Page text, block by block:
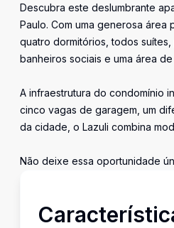
Descubra este deslumbrante
Paulo. Com uma generosa
quatro dormitórios, todos
banheiros sociais e uma área
A infraestrutura do condomínio
cinco vagas de garagem, um
da cidade, o Lazuli combina
Não deixe essa oportunidade